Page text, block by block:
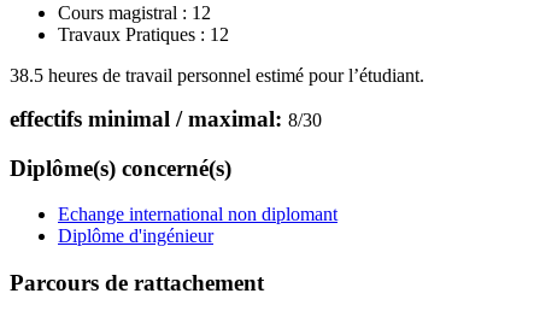
Cours magistral : 12
Travaux Pratiques : 12
38.5 heures de travail personnel estimé pour l’étudiant.
effectifs minimal / maximal: 8/30
Diplôme(s) concerné(s)
Echange international non diplomant
Diplôme d'ingénieur
Parcours de rattachement